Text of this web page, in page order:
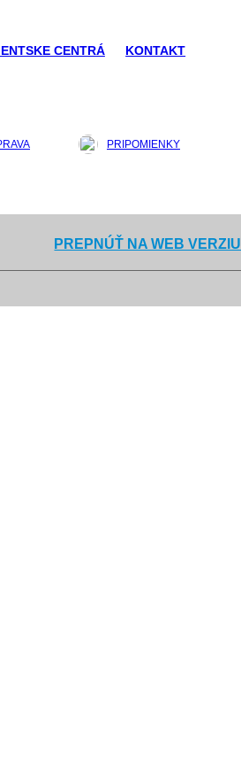
CENTRÁ KONTAKT
PRIPOMIENKY
PREPNÚŤ NA WEB VERZIU